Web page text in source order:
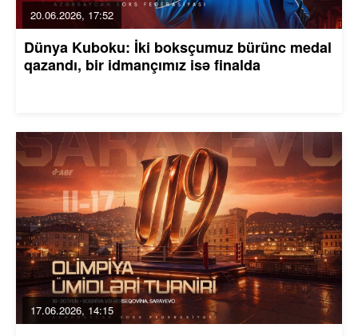
20.06.2026, 17:52
Dünya Kuboku: İki boksçumuz bürünc medal
qazandı, bir idmançımız isə finalda
17.06.2026, 14:15